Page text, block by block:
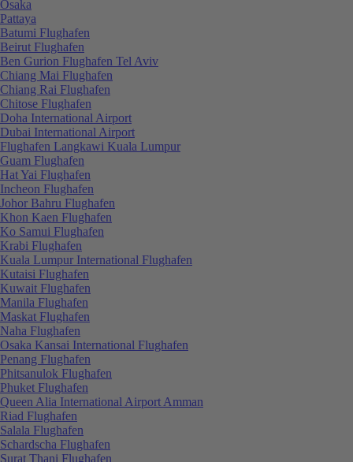
Osaka
Pattaya
Batumi Flughafen
Beirut Flughafen
Ben Gurion Flughafen Tel Aviv
Chiang Mai Flughafen
Chiang Rai Flughafen
Chitose Flughafen
Doha International Airport
Dubai International Airport
Flughafen Langkawi Kuala Lumpur
Guam Flughafen
Hat Yai Flughafen
Incheon Flughafen
Johor Bahru Flughafen
Khon Kaen Flughafen
Ko Samui Flughafen
Krabi Flughafen
Kuala Lumpur International Flughafen
Kutaisi Flughafen
Kuwait Flughafen
Manila Flughafen
Maskat Flughafen
Naha Flughafen
Osaka Kansai International Flughafen
Penang Flughafen
Phitsanulok Flughafen
Phuket Flughafen
Queen Alia International Airport Amman
Riad Flughafen
Salala Flughafen
Schardscha Flughafen
Surat Thani Flughafen